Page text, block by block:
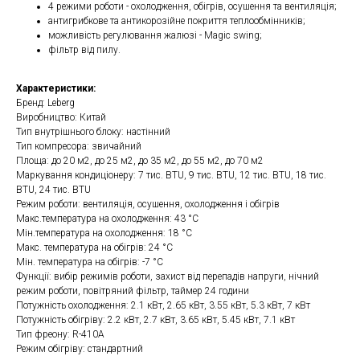
4 режими роботи - охолодження, обігрів, осушення та вентиляція;
антигрибкове та антикорозійне покриття теплообмінників;
можливість регулювання жалюзі - Magic swing;
фільтр від пилу.
Характеристики:
Бренд: Leberg
Виробництво: Китай
Тип внутрішнього блоку: настінний
Тип компресора: звичайний
Площа: до 20 м2, до 25 м2, до 35 м2, до 55 м2, до 70 м2
Маркування кондиціонеру: 7 тис. BTU, 9 тис. BTU, 12 тис. BTU, 18 тис.
BTU, 24 тис. BTU
Режим роботи: вентиляція, осушення, охолодження і обігрів
Макс.температура на охолодження: 43 °C
Мін.температура на охолодження: 18 °C
Макс. температура на обігрів: 24 °C
Мін. температура на обігрів: -7 °C
Функції: вибір режимів роботи, захист від перепадів напруги, нічний
режим роботи, повітряний фільтр, таймер 24 години
Потужність охолодження: 2.1 кВт, 2.65 кВт, 3.55 кВт, 5.3 кВт, 7 кВт
Потужність обігріву: 2.2 кВт, 2.7 кВт, 3.65 кВт, 5.45 кВт, 7.1 кВт
Тип фреону: R-410A
Режим обігріву: стандартний